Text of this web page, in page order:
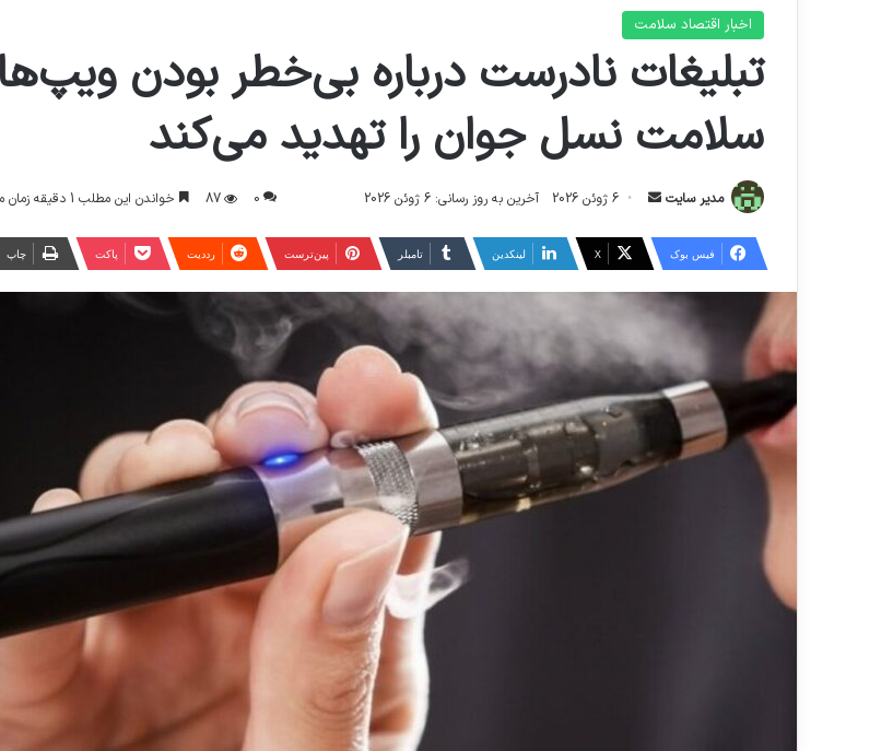
اخبار اقتصاد سلامت
تبلیغات نادرست درباره بی‌خطر بودن ویپ‌ها
سلامت نسل جوان را تهدید می‌کند
مدیر سایت
س
ی
م
ی
6 ژوئن 2026 آخرین به روز رسانی: 6 ژوئن 2026 0
87 خواندن این مطلب 1 دقیقه زمان میبرد
فیس بوک X لینکدین ‫تامبلر ‫پین‌ترست ‫رددیت پاکت چاپ